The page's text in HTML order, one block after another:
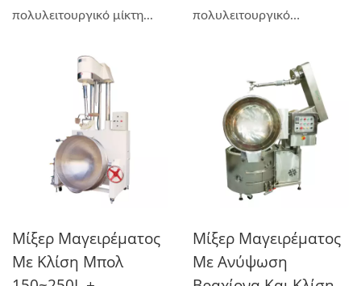
πολυλειτουργικό μίκτη...
πολυλειτουργικό
Μίξερ Μαγειρέματος
Με Κλίση Μπολ
Μίξερ Μαγειρέματος
Με Ανύψωση